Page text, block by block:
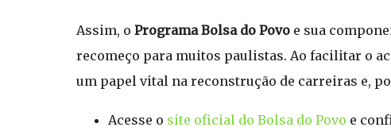
Assim, o Programa Bolsa do Povo e sua
recomeço para muitos paulistas. Ao facilitar o
um papel vital na reconstrução de carreiras e,
Acesse o site oficial do Bolsa do Povo e